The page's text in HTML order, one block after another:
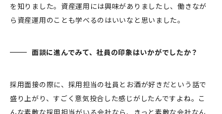
を知りました。資産運用には興味がありましたし、働きなが
ら資産運用のことも学べるのはいいなと思いました。
面談に進んでみて、社員の印象はいかがでしたか？
採用面接の際に、採用担当の社員とお酒が好きだという話で
盛り上がり、すごく意気投合した感じがしたんですよね。こ